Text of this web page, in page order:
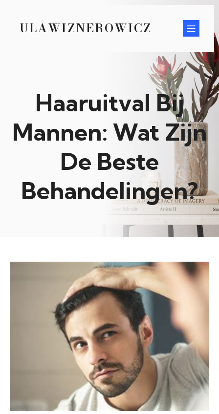
ULAWIZNEROWICZ
Haaruitval Bij
Mannen: Wat Zijn
De Beste
Behandelingen?